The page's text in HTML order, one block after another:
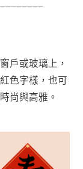
戶或玻璃上，
色字樣，也可
尚與高雅。